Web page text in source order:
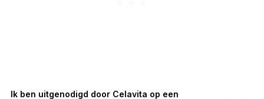
Ik ben uitgenodigd door Celavita op een